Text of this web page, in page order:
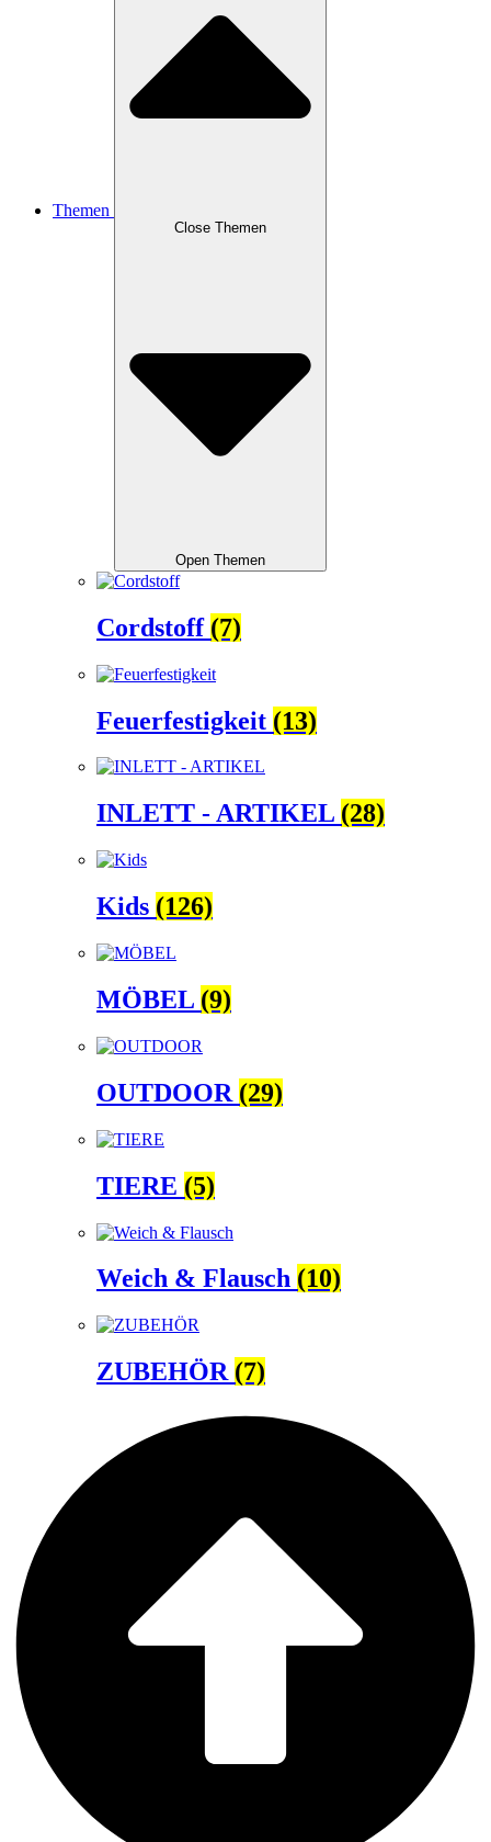
Themen
Close Themen
Open Themen
Cordstoff (7)
Feuerfestigkeit (13)
INLETT - ARTIKEL (28)
Kids (126)
MÖBEL (9)
OUTDOOR (29)
TIERE (5)
Weich & Flausch (10)
ZUBEHÖR (7)